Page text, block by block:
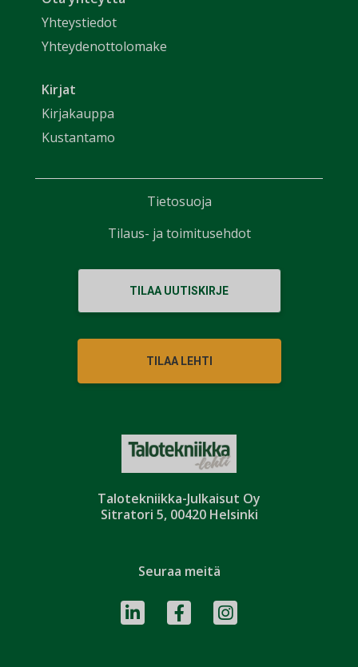
Talotekniikka-Julkaisut Oy
Sitratori 5, 00420 Helsinki
Yhteystiedot
Yhteydenottolomake
Kirjat
Kirjakauppa
Kustantamo
TILAA UUTISKIRJE
TILAA LEHTI
Seuraa meitä
Tietosuoja
Tilaus- ja toimitusehdot